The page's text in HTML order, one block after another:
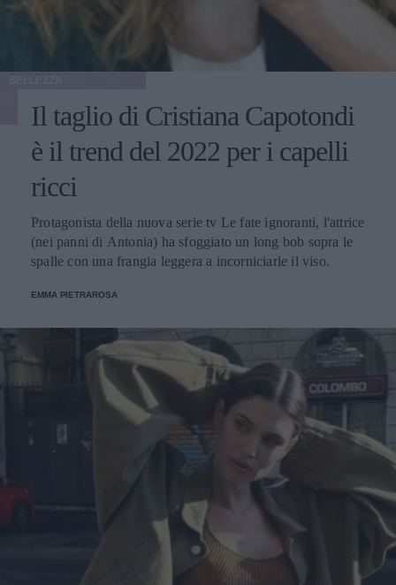
Il taglio di Cristiana Capotondi
è il trend del 2022 per i capelli
ricci
Protagonista della nuova serie tv Le fate ignoranti, l'attrice
(nei panni di Antonia) ha sfoggiato un long bob sopra le
spalle con una frangia leggera a incorniciarle il viso.
EMMA PIETRAROSA